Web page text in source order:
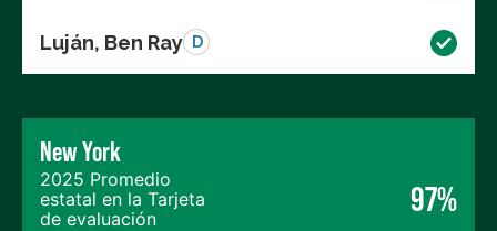
Luján, Ben Ray D
New York
2025 Promedio
estatal en la Tarjeta
de evaluación
97%